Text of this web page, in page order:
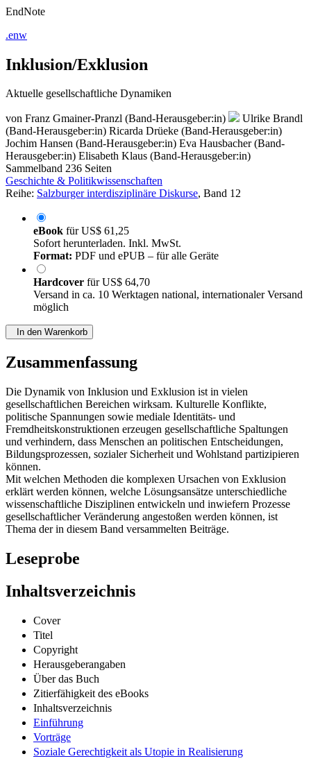
EndNote
.enw
Inklusion/Exklusion
Aktuelle gesellschaftliche Dynamiken
von Franz Gmainer-Pranzl (Band-Herausgeber:in)
Ulrike Brandl
(Band-Herausgeber:in) Ricarda Drüeke (Band-Herausgeber:in)
Jochim Hansen (Band-Herausgeber:in) Eva Hausbacher (Band-
Herausgeber:in) Elisabeth Klaus (Band-Herausgeber:in)
Sammelband 236 Seiten
Geschichte & Politikwissenschaften
Reihe: Salzburger interdisziplinäre Diskurse, Band 12
eBook fürUS$ 61,25
Sofort herunterladen. Inkl. MwSt.
Format: PDF und ePUB – für alle Geräte
Hardcover fürUS$ 64,70
Versand in ca. 10 Werktagen national, internationaler Versand
möglich
In den Warenkorb
Zusammenfassung
Die Dynamik von Inklusion und Exklusion ist in vielen
gesellschaftlichen Bereichen wirksam. Kulturelle Konflikte,
politische Spannungen sowie mediale Identitäts- und
Fremdheitskonstruktionen erzeugen gesellschaftliche Spaltungen
und verhindern, dass Menschen an politischen Entscheidungen,
Bildungsprozessen, sozialer Sicherheit und Wohlstand partizipieren
können.
Mit welchen Methoden die komplexen Ursachen von Exklusion
erklärt werden können, welche Lösungsansätze unterschiedliche
wissenschaftliche Disziplinen entwickeln und inwiefern Prozesse
gesellschaftlicher Veränderung angestoßen werden können, ist
Thema der in diesem Band versammelten Beiträge.
Leseprobe
Inhaltsverzeichnis
Cover
Titel
Copyright
Herausgeberangaben
Über das Buch
Zitierfähigkeit des eBooks
Inhaltsverzeichnis
Einführung
Vorträge
Soziale Gerechtigkeit als Utopie in Realisierung